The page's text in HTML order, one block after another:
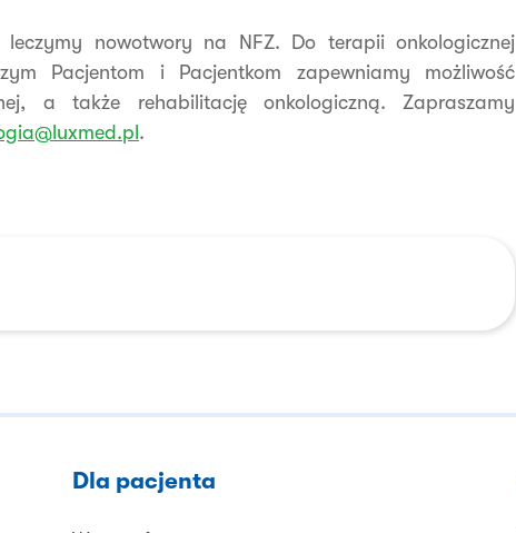
nowotwory na NFZ. Do terapii onkologicznej
Pacjentom i Pacjentkom zapewniamy możliwość
a także rehabilitację onkologiczną. Zapraszamy
.
Dla pacjenta